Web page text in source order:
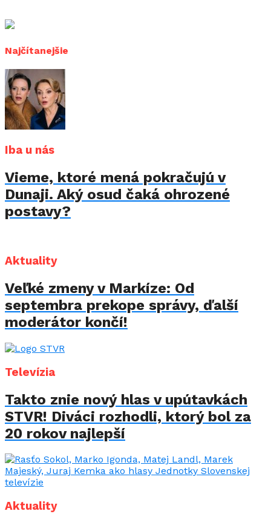
Najčítanejšie
Iba u nás
Vieme, ktoré mená pokračujú v
Dunaji. Aký osud čaká ohrozené
postavy?
Aktuality
Veľké zmeny v Markíze: Od
septembra prekope správy, ďalší
moderátor končí!
Televízia
Takto znie nový hlas v upútavkách
STVR! Diváci rozhodli, ktorý bol za
20 rokov najlepší
Aktuality